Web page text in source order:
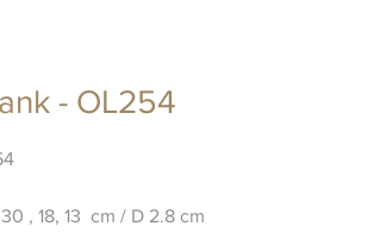
- OL254
, 18, 13 cm / D 2.8 cm